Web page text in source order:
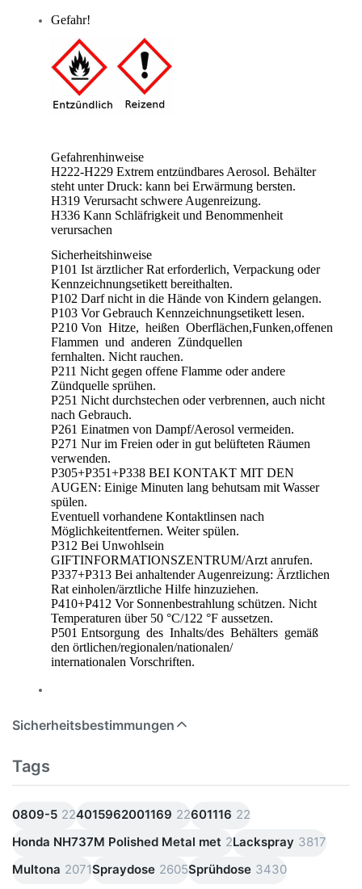
Gefahr!
Gefahrenhinweise
H222-H229 Extrem entzündbares Aerosol. Behälter
steht unter Druck: kann bei Erwärmung bersten.
H319 Verursacht schwere Augenreizung.
H336 Kann Schläfrigkeit und Benommenheit
verursachen
Sicherheitshinweise
P101 Ist ärztlicher Rat erforderlich, Verpackung oder
Kennzeichnungsetikett bereithalten.
P102 Darf nicht in die Hände von Kindern gelangen.
P103 Vor Gebrauch Kennzeichnungsetikett lesen.
P210 Von Hitze, heißen Oberflächen,Funken,offenen
Flammen und anderen Zündquellen
fernhalten. Nicht rauchen.
P211 Nicht gegen offene Flamme oder andere
Zündquelle sprühen.
P251 Nicht durchstechen oder verbrennen, auch nicht
nach Gebrauch.
P261 Einatmen von Dampf/Aerosol vermeiden.
P271 Nur im Freien oder in gut belüfteten Räumen
verwenden.
P305+P351+P338 BEI KONTAKT MIT DEN
AUGEN: Einige Minuten lang behutsam mit Wasser
spülen.
Eventuell vorhandene Kontaktlinsen nach
Möglichkeitentfernen. Weiter spülen.
P312 Bei Unwohlsein
GIFTINFORMATIONSZENTRUM/Arzt anrufen.
P337+P313 Bei anhaltender Augenreizung: Ärztlichen
Rat einholen/ärztliche Hilfe hinzuziehen.
P410+P412 Vor Sonnenbestrahlung schützen. Nicht
Temperaturen über 50 °C/122 °F aussetzen.
P501 Entsorgung des Inhalts/des Behälters gemäß
den örtlichen/regionalen/nationalen/
internationalen Vorschriften.
Sicherheitsbestimmungen
Tags
0809-5 224015962001169 22601116 22
Honda NH737M Polished Metal met 2Lackspray 3817
Multona 2071Spraydose 2605Sprühdose 3430